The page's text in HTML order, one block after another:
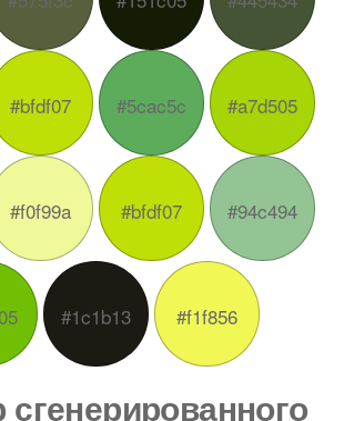
#bfdf07 #5cac5c #a7d505
#f0f99a #bfdf07 #94c494
#1c1b13 #f1f856